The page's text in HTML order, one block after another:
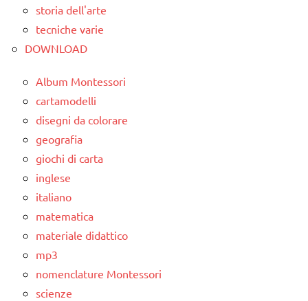
ARTICOLI
LINGUAGGIO
PEDAGOGIE
Steiner
TUTTI GLI
PER ETA'
TUTTI GLI
ARTICOLI
storia dell'arte
tecniche varie
DOWNLOAD
Album Montessori
cartamodelli
disegni da colorare
geografia
giochi di carta
inglese
italiano
matematica
materiale didattico
mp3
nomenclature Montessori
scienze